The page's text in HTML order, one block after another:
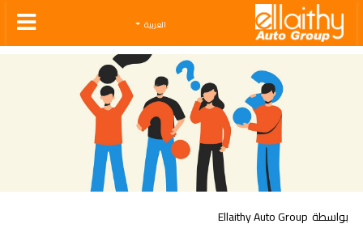
Ellaithy Auto Group
العربية
بواسطة Ellaithy Auto Group